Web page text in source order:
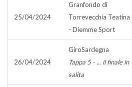
25/04/2024
Granfondo di
Torrevecchia Teatina
- Diemme Sport
26/04/2024
GiroSardegna
Tappa 5 - ... il finale in
salita